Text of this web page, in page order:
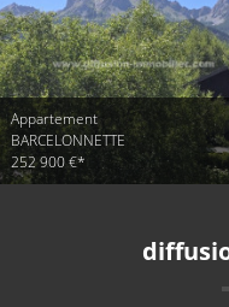
Appartement
BARCELONNETTE
252 900 €*